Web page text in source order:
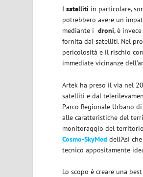
Isatelliti in particolare,
potrebbero avere un
mediante idroni, è
fornita dai satelliti. Nel
pericolosità e il rischio
immediate vicinanze
Artek ha preso il via nel
satelliti e dal
Parco Regionale Urbano
alle caratteristiche del
monitoraggio del
Cosmo-SkyMed dell’Asi
tecnico appositamente
Lo scopo è creare una